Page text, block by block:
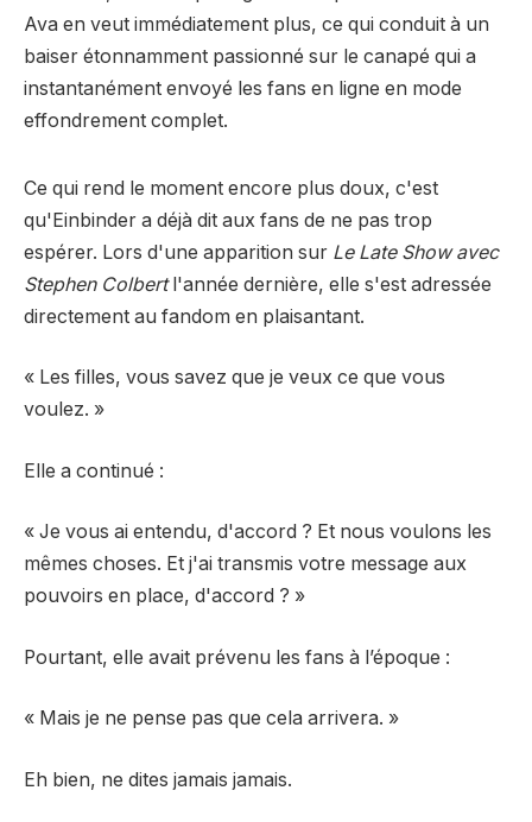
Ava en veut immédiatement plus, ce qui conduit à un
baiser étonnamment passionné sur le canapé qui a
instantanément envoyé les fans en ligne en mode
effondrement complet.
Ce qui rend le moment encore plus doux, c'est
qu'Einbinder a déjà dit aux fans de ne pas trop
espérer. Lors d'une apparition sur Le Late Show avec
Stephen Colbertl'année dernière, elle s'est adressée
directement au fandom en plaisantant.
« Les filles, vous savez que je veux ce que vous
voulez. »
Elle a continué :
« Je vous ai entendu, d'accord ? Et nous voulons les
mêmes choses. Et j'ai transmis votre message aux
pouvoirs en place, d'accord ? »
Pourtant, elle avait prévenu les fans à l’époque :
« Mais je ne pense pas que cela arrivera. »
Eh bien, ne dites jamais jamais.